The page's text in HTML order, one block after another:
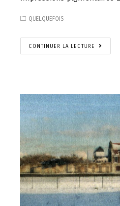
QUELQUEFOIS
CONTINUER LA LECTURE